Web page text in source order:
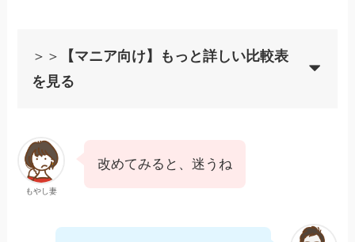
＞＞
【マニア向け】もっと詳しい比較表
を見る
もやし妻
改めてみると、迷うね